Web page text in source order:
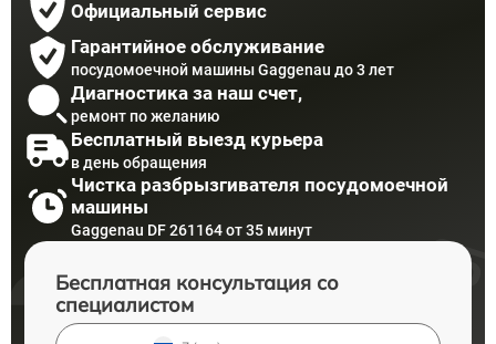
Официальный сервис
Гарантийное обслуживание
посудомоечной машины Gaggenau до 3 лет
Диагностика за наш счет,
ремонт по желанию
Бесплатный выезд курьера
в день обращения
Чистка разбрызгивателя посудомоечной
машины
Gaggenau DF 261164 от 35 минут
Бесплатная консультация со
специалистом